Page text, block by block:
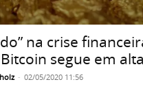
na crise
segue em alta
- 02/05/2020 11:56